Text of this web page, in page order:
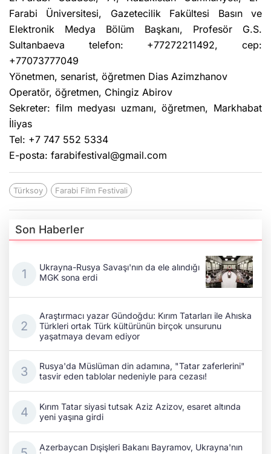
Farabi Üniversitesi, Gazetecilik Fakültesi Basın ve
Elektronik Medya Bölüm Başkanı, Profesör G.S.
Sultanbaeva telefon: +77272211492, cep:
+77073777049
Yönetmen, senarist, öğretmen Dias Azimzhanov
Operatör, öğretmen, Chingiz Abirov
Sekreter: film medyası uzmanı, öğretmen, Markhabat
İliyas
Tel: +7 747 552 5334
E-posta: farabifestival@gmail.com
Türksoy Farabi Film Festivali
Son Haberler
Ukrayna-Rusya Savaşı'nın da ele alındığı
MGK sona erdi
Araştırmacı yazar Gündoğdu: Kırım Tatarları ile Ahıska
Türkleri ortak Türk kültürünün birçok unsurunu
yaşatmaya devam ediyor
Rusya'da Müslüman din adamına, "Tatar zaferlerini"
tasvir eden tablolar nedeniyle para cezası!
Kırım Tatar siyasi tutsak Aziz Azizov, esaret altında
yeni yaşına girdi
Azerbaycan Dışişleri Bakanı Bayramov, Ukrayna'nın